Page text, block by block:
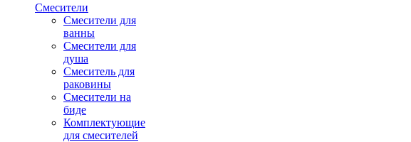
Смесители
Смесители для
ванны
Смесители для
душа
Смеситель для
раковины
Смесители на
биде
Комплектующие
для смесителей